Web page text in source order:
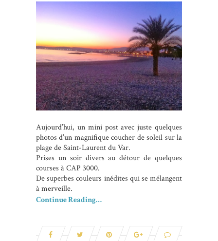
Aujourd’hui, un mini post avec juste quelques
photos d’un magnifique coucher de soleil sur la
plage de Saint-Laurent du Var.
Prises un soir divers au détour de quelques
courses à CAP 3000.
De superbes couleurs inédites qui se mélangent
à merveille.
Continue Reading…